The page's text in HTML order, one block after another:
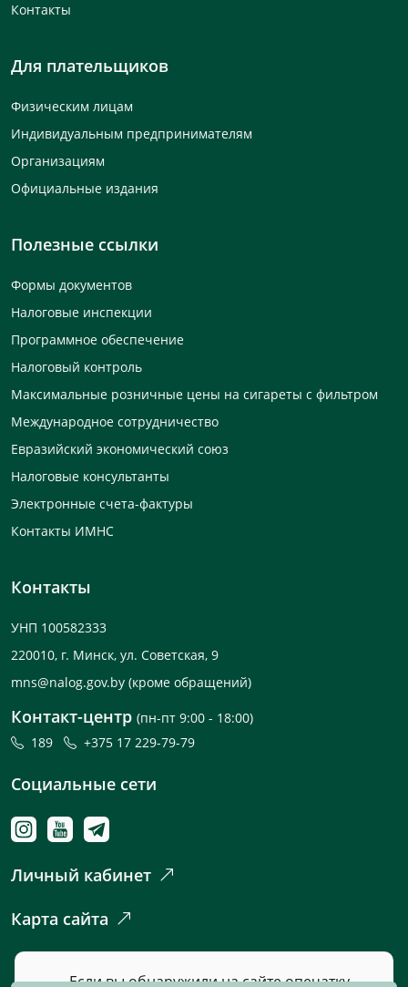
Контакты
Для плательщиков
Физическим лицам
Индивидуальным предпринимателям
Организациям
Официальные издания
Полезные ссылки
Формы документов
Налоговые инспекции
Программное обеспечение
Налоговый контроль
Максимальные розничные цены на сигареты с фильтром
Международное сотрудничество
Евразийский экономический союз
Налоговые консультанты
Электронные счета-фактуры
Контакты ИМНС
Контакты
УНП 100582333
220010, г. Минск, ул. Советская, 9
mns@nalog.gov.by (кроме обращений)
Контакт-центр (пн-пт 9:00 - 18:00)
189
+375 17 229-79-79
Социальные сети
Личный кабинет
Карта сайта
Если вы обнаружили на сайте опечатку